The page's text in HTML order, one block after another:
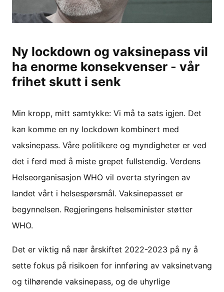
Ny lockdown og vaksinepass vil
ha enorme konsekvenser - vår
frihet skutt i senk
Min kropp, mitt samtykke: Vi må ta sats igjen. Det
kan komme en ny lockdown kombinert med
vaksinepass. Våre politikere og myndigheter er ved
det i ferd med å miste grepet fullstendig. Verdens
Helseorganisasjon WHO vil overta styringen av
landet vårt i helsespørsmål. Vaksinepasset er
begynnelsen. Regjeringens helseminister støtter
WHO.
Det er viktig nå nær årskiftet 2022-2023 på ny å
sette fokus på risikoen for innføring av vaksinetvang
og tilhørende vaksinepass, og de uhyrlige